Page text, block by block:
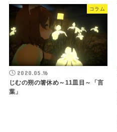
コラム
2020.05.16
じむの朔の箸休め～11皿目～「言
葉」